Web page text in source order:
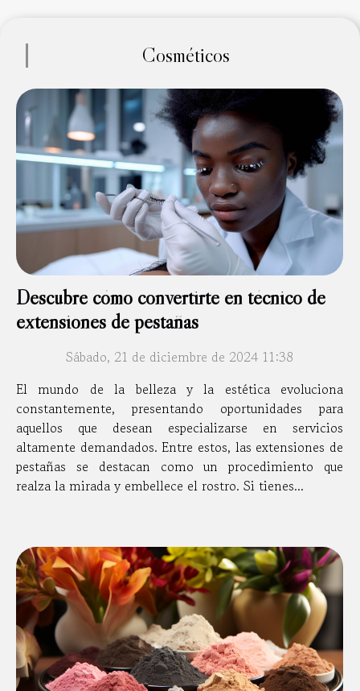
Cosméticos
Descubre cómo convertirte en técnico de
extensiones de pestañas
Sábado, 21 de diciembre de 2024 11:38
El mundo de la belleza y la estética evoluciona
constantemente, presentando oportunidades para
aquellos que desean especializarse en servicios
altamente demandados. Entre estos, las extensiones de
pestañas se destacan como un procedimiento que
realza la mirada y embellece el rostro. Si tienes...